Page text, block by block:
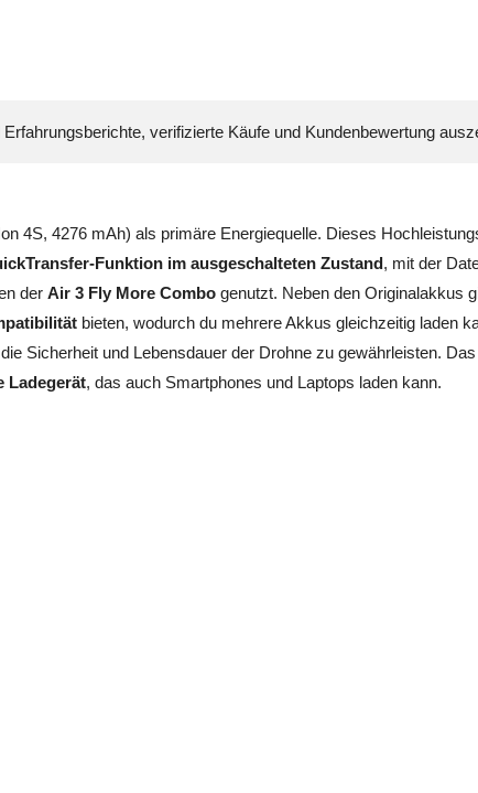
verifizierte Käufe und Kundenbewertung
4S, 4276 mAh) als primäre Energiequelle. Dieses
Funktion im ausgeschalteten Zustand, mit der
der Air 3 Fly More Combo genutzt. Neben den Originalakkus
bieten, wodurch du mehrere Akkus gleichzeitig laden
Sicherheit und Lebensdauer der Drohne zu gewährleisten.
Ladegerät, das auch Smartphones und Laptops laden kann.